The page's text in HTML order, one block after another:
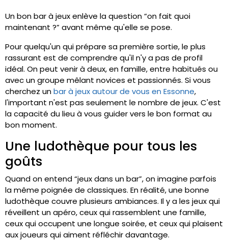
Un bon bar à jeux enlève la question “on fait quoi
maintenant ?” avant même qu'elle se pose.
Pour quelqu'un qui prépare sa première sortie, le plus
rassurant est de comprendre qu'il n'y a pas de profil
idéal. On peut venir à deux, en famille, entre habitués ou
avec un groupe mêlant novices et passionnés. Si vous
cherchez unbar à jeux autour de vous en Essonne,
l'important n'est pas seulement le nombre de jeux. C'est
la capacité du lieu à vous guider vers le bon format au
bon moment.
Une ludothèque pour tous les
goûts
Quand on entend “jeux dans un bar”, on imagine parfois
la même poignée de classiques. En réalité, une bonne
ludothèque couvre plusieurs ambiances. Il y a les jeux qui
réveillent un apéro, ceux qui rassemblent une famille,
ceux qui occupent une longue soirée, et ceux qui plaisent
aux joueurs qui aiment réfléchir davantage.